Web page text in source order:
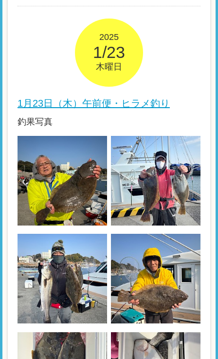
2025
1/23
木曜日
1月23日（木）午前便・ヒラメ釣り
釣果写真